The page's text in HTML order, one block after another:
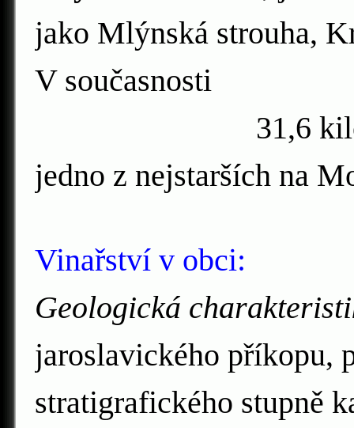
jako Mlýnská strouha,
V současnosti
31,6 kilometrů
jedno z nejstarších
Vinařství v obci:
Geologická
jaroslavického příkopu,
stratigrafického stupně